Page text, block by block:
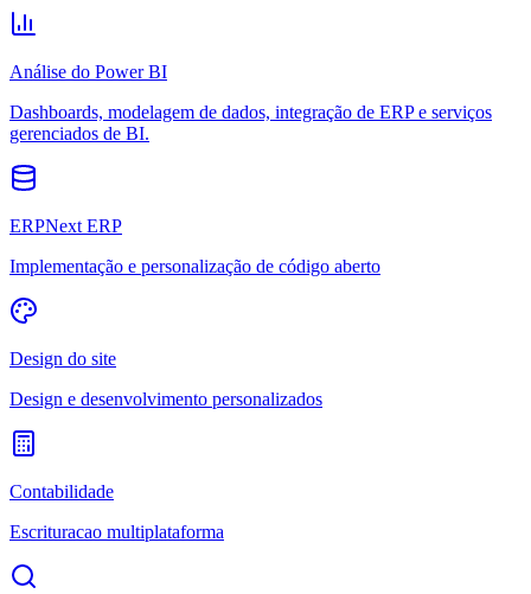
Análise do Power BI
Dashboards, modelagem de dados, integração de ERP e serviços
gerenciados de BI.
ERPNext ERP
Implementação e personalização de código aberto
Design do site
Design e desenvolvimento personalizados
Contabilidade
Escrituracao multiplataforma